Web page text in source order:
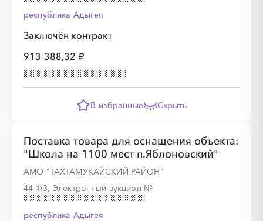
республика Адыгея
Заключён контракт
913 388,32 ₽
В избранные Скрыть
Поставка товара для оснащения объекта:
"Школа на 1100 мест п.Яблоновский"
АМО "ТАХТАМУКАЙСКИЙ РАЙОН"
44-ФЗ, Электронный аукцион №
республика Адыгея